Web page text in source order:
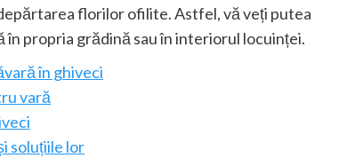
florilor ofilite. Astfel, vă veți putea
propria grădină sau în interiorul locuinței.
în ghiveci
vară
soluțiile lor